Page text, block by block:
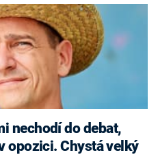
nechodí do debat,
opozici. Chystá velký